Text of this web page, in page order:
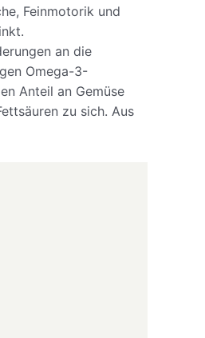
Feinmotorik und
an die
Omega-3-
Anteil an Gemüse
zu sich. Aus